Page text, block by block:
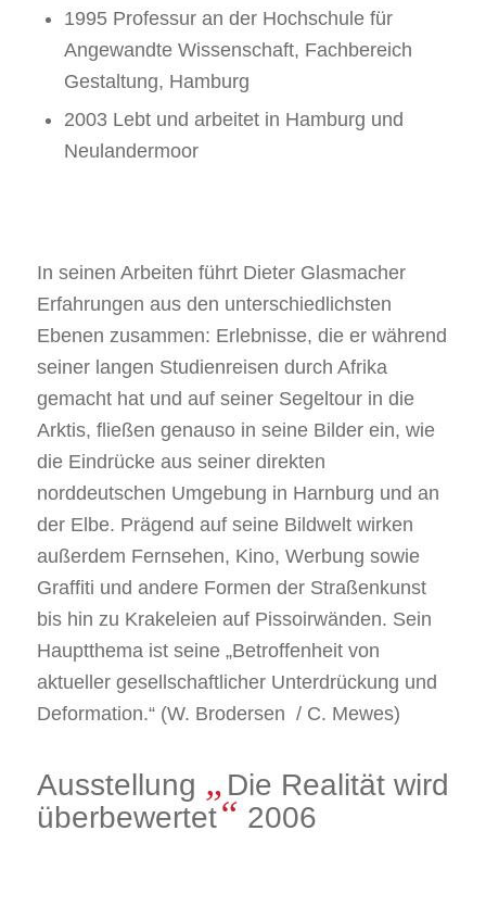
1995 Professur an der Hochschule für
Angewandte Wissenschaft, Fachbereich
Gestaltung, Hamburg
2003 Lebt und arbeitet in Hamburg und
Neulandermoor
In seinen Arbeiten führt Dieter Glasmacher
Erfahrungen aus den unterschiedlichsten
Ebenen zusammen: Erlebnisse, die er während
seiner langen Studienreisen durch Afrika
gemacht hat und auf seiner Segeltour in die
Arktis, fließen genauso in seine Bilder ein, wie
die Eindrücke aus seiner direkten
norddeutschen Umgebung in Harnburg und an
der Elbe. Prägend auf seine Bildwelt wirken
außerdem Fernsehen, Kino, Werbung sowie
Graffiti und andere Formen der Straßenkunst
bis hin zu Krakeleien auf Pissoirwänden. Sein
Hauptthema ist seine „Betroffenheit von
aktueller gesellschaftlicher Unterdrückung und
Deformation.“ (W. Brodersen / C. Mewes)
Ausstellung „ Die Realität wird
überbewertet“ 2006